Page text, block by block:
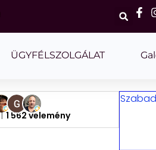
ÜGYFÉLSZOLGÁLAT
1 562 vélemény